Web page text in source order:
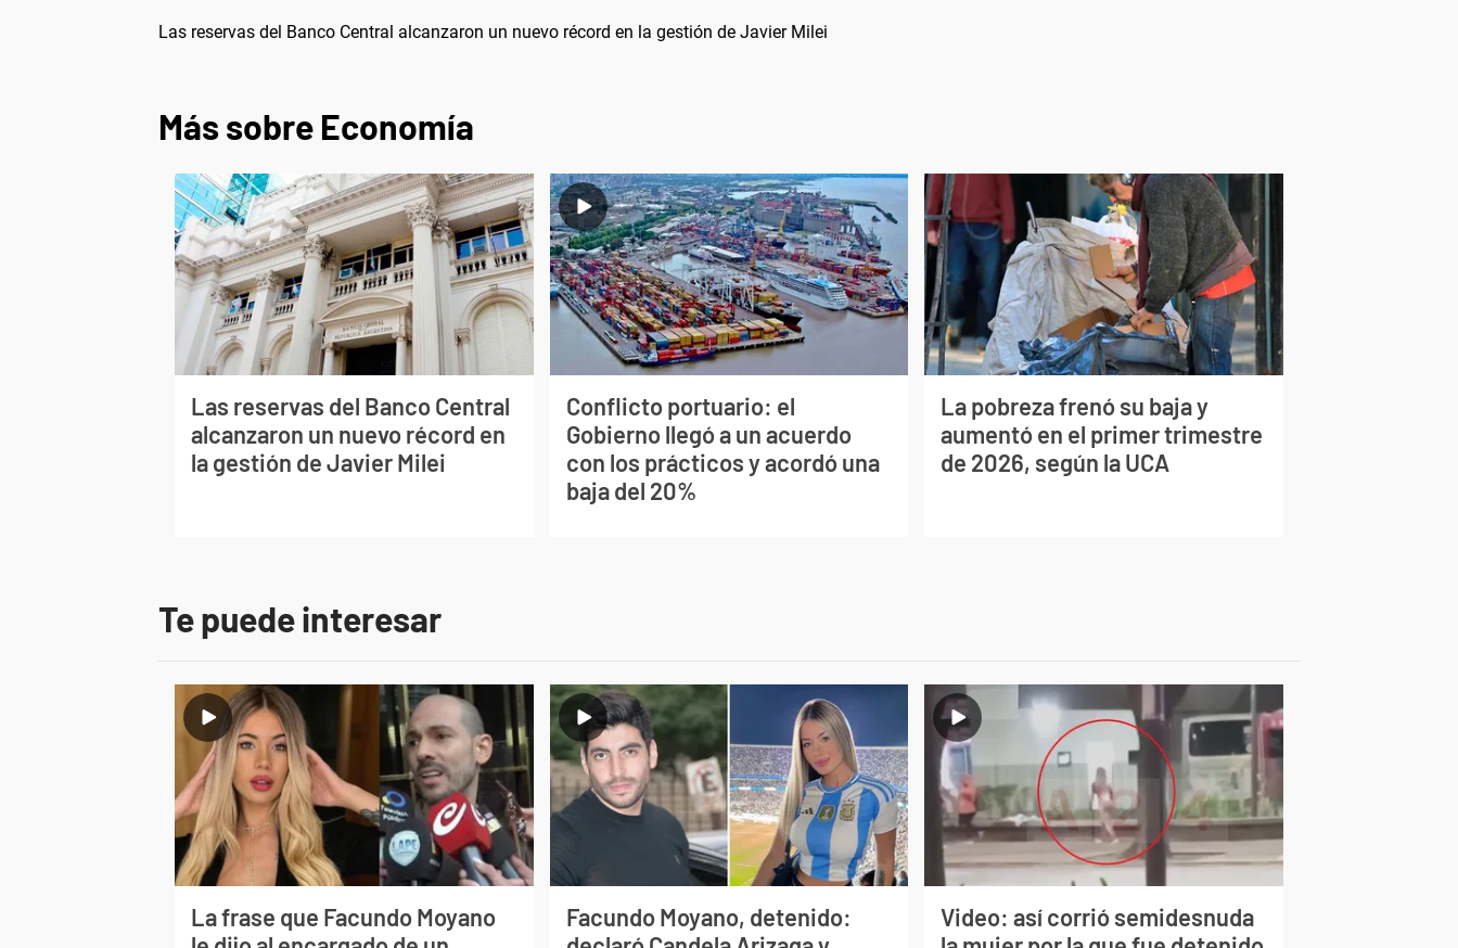
Las reservas del Banco Central alcanzaron un nuevo récord en la gestión de Javier Milei
Más sobre Economía
Las reservas del Banco Central
alcanzaron un nuevo récord en
la gestión de Javier Milei
Conflicto portuario: el
Gobierno llegó a un acuerdo
con los prácticos y acordó una
baja del 20%
La pobreza frenó su baja y
aumentó en el primer trimestre
de 2026, según la UCA
Te puede interesar
La frase que Facundo Moyano
Facundo Moyano, detenido:
Video: así corrió semidesnuda